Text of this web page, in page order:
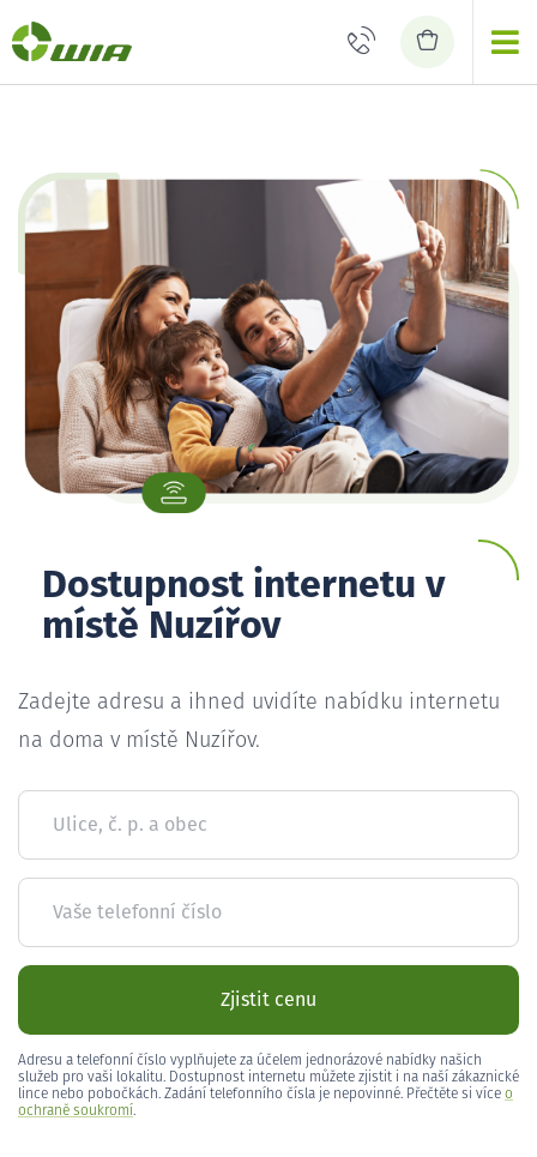
Dostupnost internetu v
místě Nuzířov
Zadejte adresu a ihned uvidíte nabídku internetu
na doma v místě Nuzířov.
Ulice, č. p. a obec
Vaše telefonní číslo
Zjistit cenu
Adresu a telefonní číslo vyplňujete za účelem jednorázové nabídky našich
služeb pro vaši lokalitu. Dostupnost internetu můžete zjistit i na naší zákaznické
lince nebo pobočkách. Zadání telefonního čísla je nepovinné. Přečtěte si více o
ochraně soukromí.